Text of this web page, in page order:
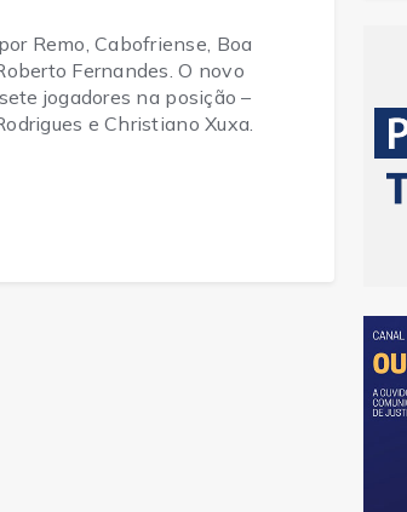
Remo, Cabofriense, Boa
Fernandes. O novo
jogadores na posição –
e Christiano Xuxa.